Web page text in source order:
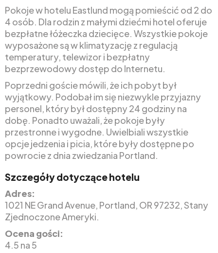
Pokoje w hotelu Eastlund mogą pomieścić od 2 do
4 osób. Dla rodzin z małymi dziećmi hotel oferuje
bezpłatne łóżeczka dziecięce. Wszystkie pokoje
wyposażone są w klimatyzację z regulacją
temperatury, telewizor i bezpłatny
bezprzewodowy dostęp do Internetu.
Poprzedni goście mówili, że ich pobyt był
wyjątkowy. Podobał im się niezwykle przyjazny
personel, który był dostępny 24 godziny na
dobę. Ponadto uważali, że pokoje były
przestronne i wygodne. Uwielbiali wszystkie
opcje jedzenia i picia, które były dostępne po
powrocie z dnia zwiedzania Portland.
Szczegóły dotyczące hotelu
Adres:
1021 NE Grand Avenue, Portland, OR 97232, Stany
Zjednoczone Ameryki.
Ocena gości:
4.5 na 5